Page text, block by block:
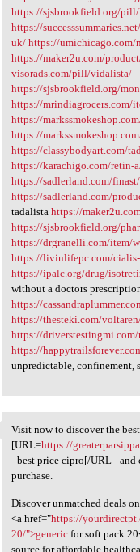
https://sjsbrookfield.org/
https://
uk/ https://umichicago.com/
https://maker2u.com/
visorads.com/pill/vidalista/
https://sjsbrookfield.org/
https://mrindiagrocers.com/
https://
https://
https://classybodyart.com/
https://karachigo.com/retin-
https://sadlerland.com/finast/
https://sadlerland.com/
tadalista https://
https://sjsbrookfield.org/
https://drgranelli.com/item/
https://livinlifepc.com/
https://ipalc.org/drug/
without a doctors
https://
https://thesteki.com/
https://
https://
unpredictable, confinement,
Visit now to discover
Visit now to discover the best
[URL=https://
- best price cipro[/URL - and
purchase.
Discover unmatched deals
<a href="https://
20/">genericfor soft pack
source for affordable